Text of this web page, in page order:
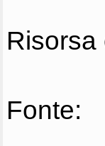
Risorsa
Fonte: